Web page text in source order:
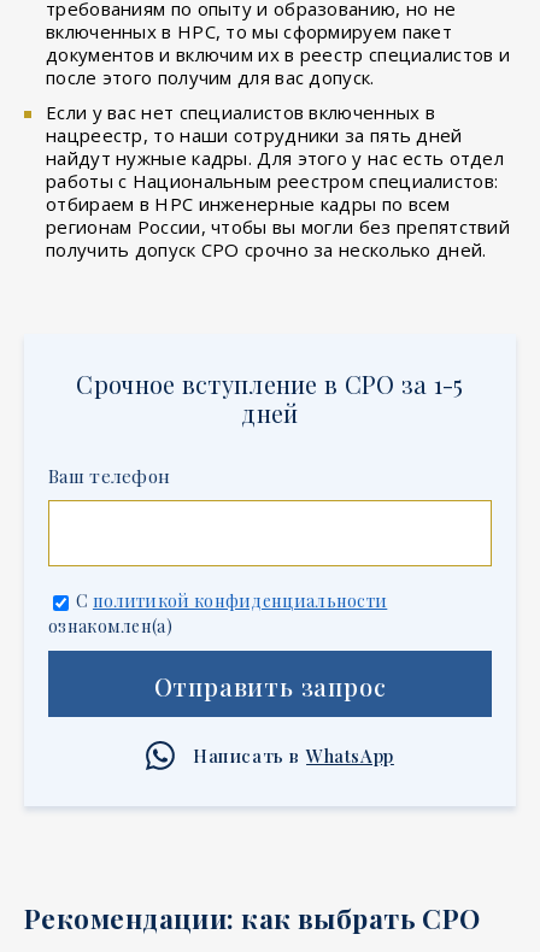
требованиям по опыту и образованию, но не
включенных в НРС, то мы сформируем пакет
документов и включим их в реестр специалистов и
после этого получим для вас допуск.
Если у вас нет специалистов включенных в
нацреестр, то наши сотрудники за пять дней
найдут нужные кадры. Для этого у нас есть отдел
работы с Национальным реестром специалистов:
отбираем в НРС инженерные кадры по всем
регионам России, чтобы вы могли без препятствий
получить допуск СРО срочно за несколько дней.
Срочное вступление в СРО за 1-5
дней
Ваш телефон
С политикой конфиденциальности
ознакомлен(а)
Отправить запрос
Написать в WhatsApp
Рекомендации: как выбрать СРО